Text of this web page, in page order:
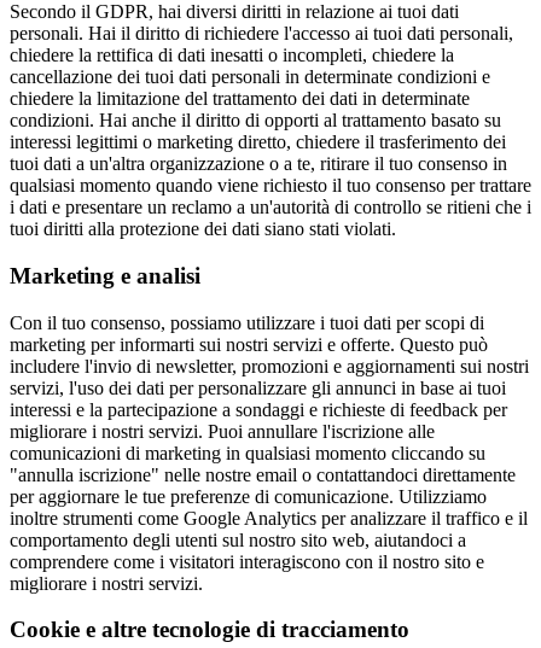
Secondo il GDPR, hai diversi diritti in relazione ai tuoi dati
personali. Hai il diritto di richiedere l'accesso ai tuoi dati personali,
chiedere la rettifica di dati inesatti o incompleti, chiedere la
cancellazione dei tuoi dati personali in determinate condizioni e
chiedere la limitazione del trattamento dei dati in determinate
condizioni. Hai anche il diritto di opporti al trattamento basato su
interessi legittimi o marketing diretto, chiedere il trasferimento dei
tuoi dati a un'altra organizzazione o a te, ritirare il tuo consenso in
qualsiasi momento quando viene richiesto il tuo consenso per trattare
i dati e presentare un reclamo a un'autorità di controllo se ritieni che i
tuoi diritti alla protezione dei dati siano stati violati.
Marketing e analisi
Con il tuo consenso, possiamo utilizzare i tuoi dati per scopi di
marketing per informarti sui nostri servizi e offerte. Questo può
includere l'invio di newsletter, promozioni e aggiornamenti sui nostri
servizi, l'uso dei dati per personalizzare gli annunci in base ai tuoi
interessi e la partecipazione a sondaggi e richieste di feedback per
migliorare i nostri servizi. Puoi annullare l'iscrizione alle
comunicazioni di marketing in qualsiasi momento cliccando su
"annulla iscrizione" nelle nostre email o contattandoci direttamente
per aggiornare le tue preferenze di comunicazione. Utilizziamo
inoltre strumenti come Google Analytics per analizzare il traffico e il
comportamento degli utenti sul nostro sito web, aiutandoci a
comprendere come i visitatori interagiscono con il nostro sito e
migliorare i nostri servizi.
Cookie e altre tecnologie di tracciamento